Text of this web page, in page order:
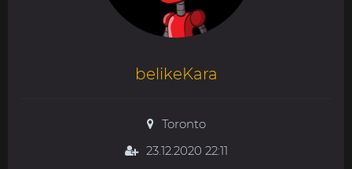
belikeKara
Toronto
23.12.2020 22:11